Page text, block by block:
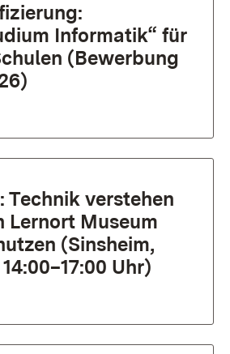
Informatik“ für
(Bewerbung
Technik verstehen
Lernort Museum
(Sinsheim,
Uhr)